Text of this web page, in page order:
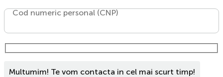
Cod numeric personal (CNP)
Multumim! Te vom contacta in cel mai scurt timp!